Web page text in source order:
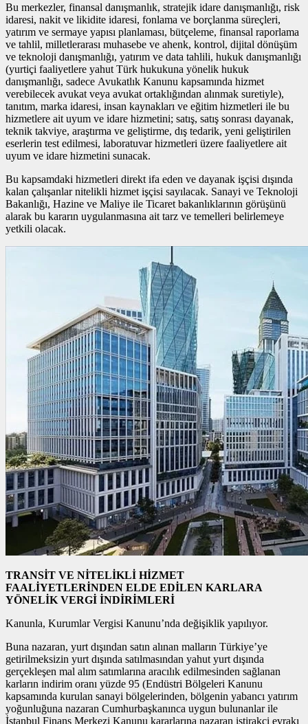
Bu merkezler, finansal danışmanlık, stratejik idare danışmanlığı, risk
idaresi, nakit ve likidite idaresi, fonlama ve borçlanma süreçleri,
yatırım ve sermaye yapısı planlaması, bütçeleme, finansal raporlama
ve tahlil, milletlerarası muhasebe ve ahenk, kontrol, dijital dönüşüm
ve teknoloji danışmanlığı, yatırım ve data tahlili, hukuk danışmanlığı
(yurtiçi faaliyetlere yahut Türk hukukuna yönelik hukuk
danışmanlığı, sadece Avukatlık Kanunu kapsamında hizmet
verebilecek avukat veya avukat ortaklığından alınmak suretiyle),
tanıtım, marka idaresi, insan kaynakları ve eğitim hizmetleri ile bu
hizmetlere ait uyum ve idare hizmetini; satış, satış sonrası dayanak,
teknik takviye, araştırma ve geliştirme, dış tedarik, yeni geliştirilen
eserlerin test edilmesi, laboratuvar hizmetleri üzere faaliyetlere ait
uyum ve idare hizmetini sunacak.
Bu kapsamdaki hizmetleri direkt ifa eden ve dayanak işçisi dışında
kalan çalışanlar nitelikli hizmet işçisi sayılacak. Sanayi ve Teknoloji
Bakanlığı, Hazine ve Maliye ile Ticaret bakanlıklarının görüşünü
alarak bu kararın uygulanmasına ait tarz ve temelleri belirlemeye
yetkili olacak.
TRANSİT VE NİTELİKLİ HİZMET
FAALİYETLERİNDEN ELDE EDİLEN KARLARA
YÖNELİK VERGİ İNDİRİMLERİ
Kanunla, Kurumlar Vergisi Kanunu’nda değişiklik yapılıyor.
Buna nazaran, yurt dışından satın alınan malların Türkiye’ye
getirilmeksizin yurt dışında satılmasından yahut yurt dışında
gerçekleşen mal alım satımlarına aracılık edilmesinden sağlanan
karların indirim oranı yüzde 95 (Endüstri Bölgeleri Kanunu
kapsamında kurulan sanayi bölgelerinden, bölgenin yabancı yatırım
yoğunluğuna nazaran Cumhurbaşkanınca uygun bulunanlar ile
İstanbul Finans Merkezi Kanunu kararlarına nazaran iştirakçi evrakı